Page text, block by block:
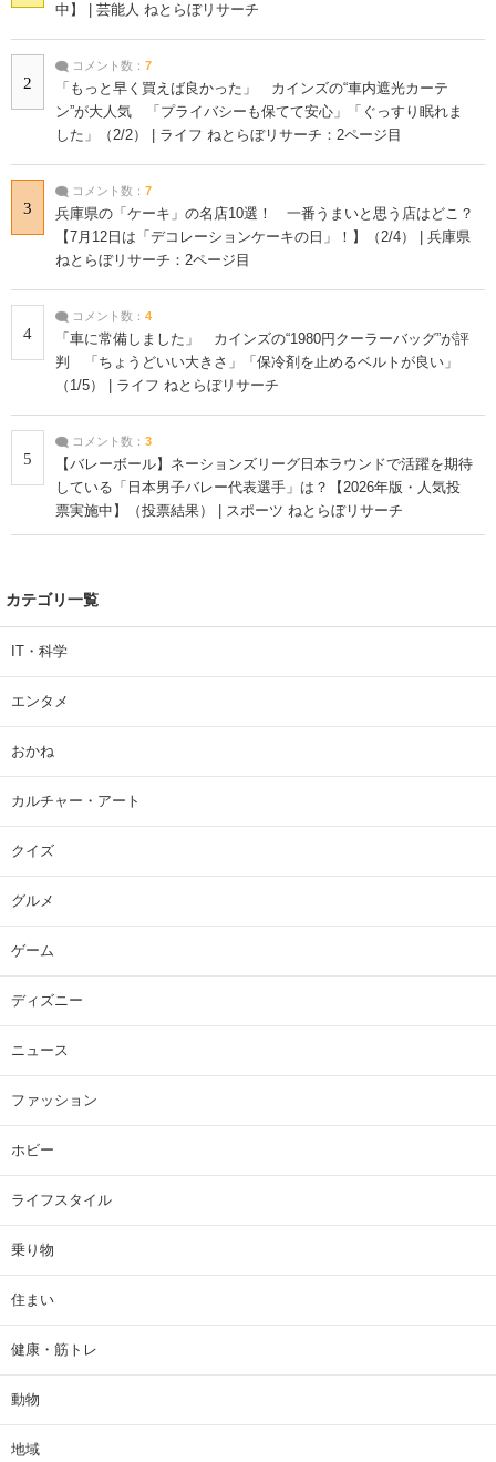
中】 | 芸能人 ねとらぼリサーチ
2
コメント数： 7
「もっと早く買えば良かった」 カインズの“車内遮光カーテ
ン”が大人気 「プライバシーも保てて安心」「ぐっすり眠れま
した」（2/2） | ライフ ねとらぼリサーチ：2ページ目
3
コメント数： 7
兵庫県の「ケーキ」の名店10選！ 一番うまいと思う店はどこ？
【7月12日は「デコレーションケーキの日」！】（2/4） | 兵庫県
ねとらぼリサーチ：2ページ目
4
コメント数： 4
「車に常備しました」 カインズの“1980円クーラーバッグ”が評
判 「ちょうどいい大きさ」「保冷剤を止めるベルトが良い」
（1/5） | ライフ ねとらぼリサーチ
5
コメント数： 3
【バレーボール】ネーションズリーグ日本ラウンドで活躍を期待
している「日本男子バレー代表選手」は？【2026年版・人気投
票実施中】（投票結果） | スポーツ ねとらぼリサーチ
カテゴリ一覧
IT・科学
エンタメ
おかね
カルチャー・アート
クイズ
グルメ
ゲーム
ディズニー
ニュース
ファッション
ホビー
ライフスタイル
乗り物
住まい
健康・筋トレ
動物
地域